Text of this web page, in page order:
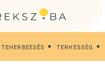
TEHERBEESÉS TERHESSÉG